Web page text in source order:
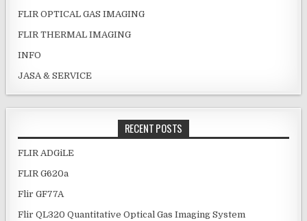
FLIR OPTICAL GAS IMAGING
FLIR THERMAL IMAGING
INFO
JASA & SERVICE
RECENT POSTS
FLIR ADGiLE
FLIR G620a
Flir GF77A
Flir QL320 Quantitative Optical Gas Imaging System